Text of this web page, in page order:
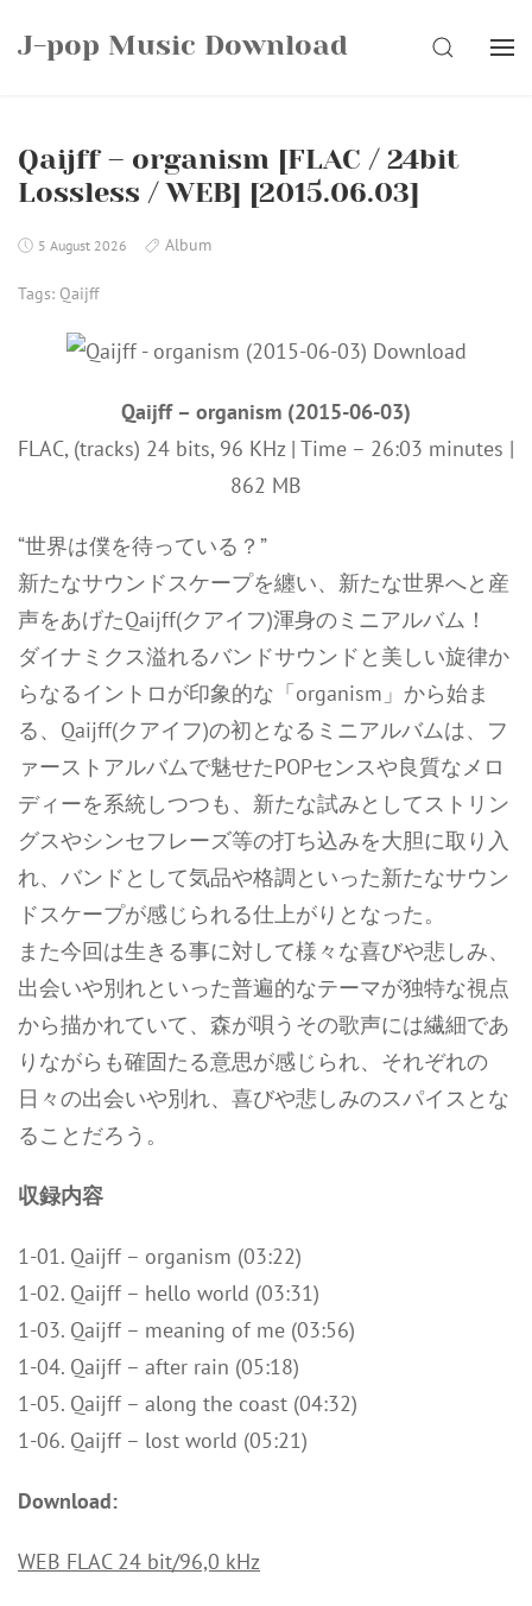
J-pop Music Download SEARCH
Qaijff – organism [FLAC / 24bit
Lossless / WEB] [2015.06.03]
5 August 2026 Album
Tags: Qaijff
Qaijff – organism (2015-06-03)
FLAC, (tracks) 24 bits, 96 KHz | Time – 26:03 minutes |
862 MB
“世界は僕を待っている？”
新たなサウンドスケープを纏い、新たな世界へと産
声をあげたQaijff(クアイフ)渾身のミニアルバム！
ダイナミクス溢れるバンドサウンドと美しい旋律か
らなるイントロが印象的な「organism」から始ま
る、Qaijff(クアイフ)の初となるミニアルバムは、フ
ァーストアルバムで魅せたPOPセンスや良質なメロ
ディーを系統しつつも、新たな試みとしてストリン
グスやシンセフレーズ等の打ち込みを大胆に取り入
れ、バンドとして気品や格調といった新たなサウン
ドスケープが感じられる仕上がりとなった。
また今回は生きる事に対して様々な喜びや悲しみ、
出会いや別れといった普遍的なテーマが独特な視点
から描かれていて、森が唄うその歌声には繊細であ
りながらも確固たる意思が感じられ、それぞれの
日々の出会いや別れ、喜びや悲しみのスパイスとな
ることだろう。
収録内容
1-01. Qaijff – organism (03:22)
1-02. Qaijff – hello world (03:31)
1-03. Qaijff – meaning of me (03:56)
1-04. Qaijff – after rain (05:18)
1-05. Qaijff – along the coast (04:32)
1-06. Qaijff – lost world (05:21)
Download:
WEB FLAC 24 bit/96,0 kHz